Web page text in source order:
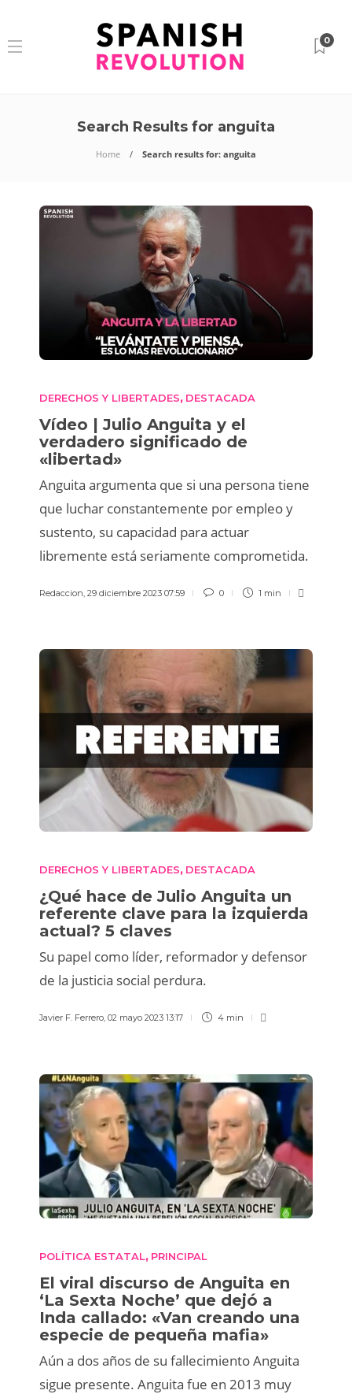
0
Search Results for anguita
Home Search results for: anguita
DERECHOS Y LIBERTADES, DESTACADA
Vídeo | Julio Anguita y el
verdadero significado de
«libertad»
Anguita argumenta que si una persona tiene
que luchar constantemente por empleo y
sustento, su capacidad para actuar
libremente está seriamente comprometida.
Redaccion 29 diciembre 2023 07:59 0 1 min
DERECHOS Y LIBERTADES, DESTACADA
¿Qué hace de Julio Anguita un
referente clave para la izquierda
actual? 5 claves
Su papel como líder, reformador y defensor
de la justicia social perdura.
Javier F. Ferrero, 02 mayo 2023 13:17 4 min
POLÍTICA ESTATAL, PRINCIPAL
El viral discurso de Anguita en
‘La Sexta Noche’ que dejó a
Inda callado: «Van creando una
especie de pequeña mafia»
Aún a dos años de su fallecimiento Anguita
sigue presente. Anguita fue en 2013 muy